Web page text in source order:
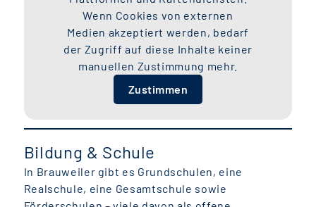
Wenn Cookies von externen
Medien akzeptiert werden, bedarf
der Zugriff auf diese Inhalte keiner
manuellen Zustimmung mehr.
Zustimmen
Bildung & Schule
In Brauweiler gibt es Grundschulen, eine
Realschule, eine Gesamtschule sowie